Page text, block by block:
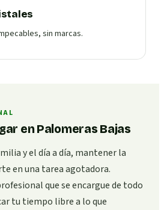
sin marcas.
en Palomeras Bajas
y el día a día, mantener la
en una tarea agotadora.
que se encargue de todo
tu tiempo libre a lo que